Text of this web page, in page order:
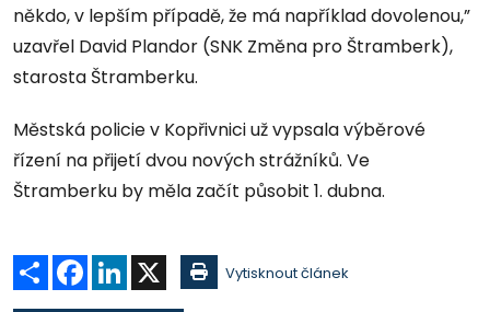
někdo, v lepším případě, že má například dovolenou,”
uzavřel David Plandor (SNK Změna pro Štramberk),
starosta Štramberku.
Městská policie v Kopřivnici už vypsala výběrové
řízení na přijetí dvou nových strážníků. Ve
Štramberku by měla začít působit 1. dubna.
Sdílet Facebook
LinkedIn Vytisknout článek